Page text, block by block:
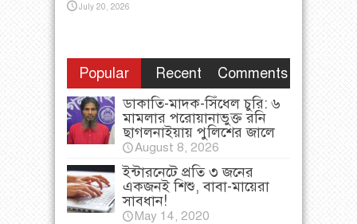
July 20, 2026
Popular Recent
Comments
ডাকাতি-মাদক-সিঁধেল চুরি: ৬
মামলার পরোয়ানাভুক্ত রনি
ছাগলনাইয়ায় পুলিশের জালে
August 8, 2026
ইন্টারনেটে প্রতি ৩ জনের
একজনই শিশু, বাবা-মায়েরা
সাবধান!
May 14, 2020